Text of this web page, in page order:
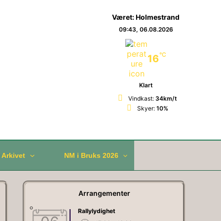
Været: Holmestrand
09:43, 06.08.2026
16°C
Klart
Vindkast: 34km/t
Skyer: 10%
Arkivet NM i Bruks 2026
Arrangementer
Rallylydighet